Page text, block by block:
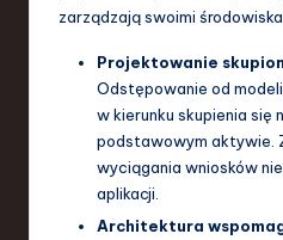
zarządzają swoimi
Projektowanie
Odstępowanie od
w kierunku skupienia się
podstawowym aktywie.
wyciągania wniosków
aplikacji.
Architektura